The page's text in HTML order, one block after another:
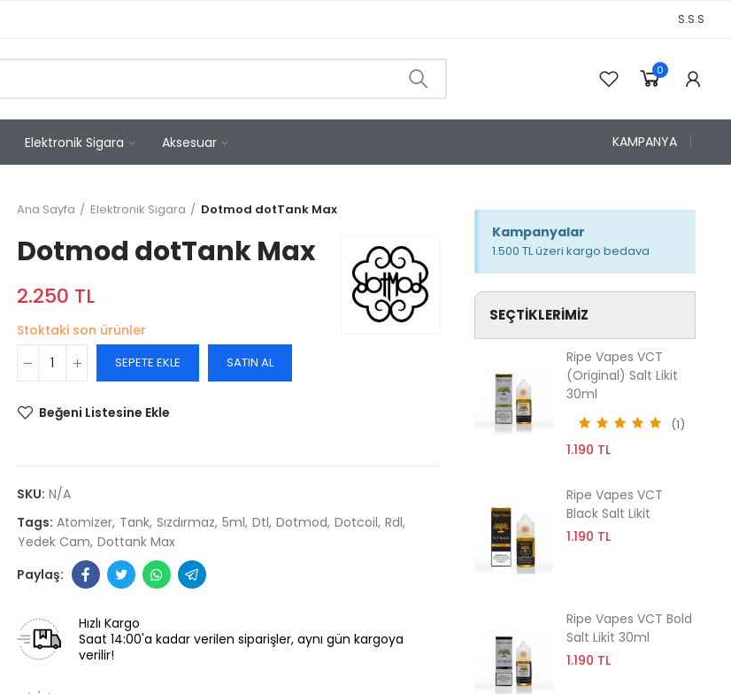
S.S.S
0
Elektronik Sigara Aksesuar KAMPANYA
Ana Sayfa Elektronik Sigara Dotmod dotTank Max
Dotmod dotTank Max
2.250 TL
Stoktaki son ürünler
SEPETE EKLE SATIN AL
Beğeni Listesine Ekle
SKU: N/A
Tags: Atomizer Tank Sızdırmaz 5ml Dtl Dotmod Dotcoil Rdl
Yedek Cam Dottank Max
Hızlı Kargo
Saat 14:00'a kadar verilen siparişler, aynı gün kargoya
verilir!
Kampanyalar
1.500 TL üzeri kargo bedava
SEÇTIKLERIMIZ
Ripe Vapes VCT
(Original) Salt Likit
30ml
(1)
1.190 TL
Ripe Vapes VCT
Black Salt Likit
1.190 TL
Ripe Vapes VCT Bold
Salt Likit 30ml
1.190 TL